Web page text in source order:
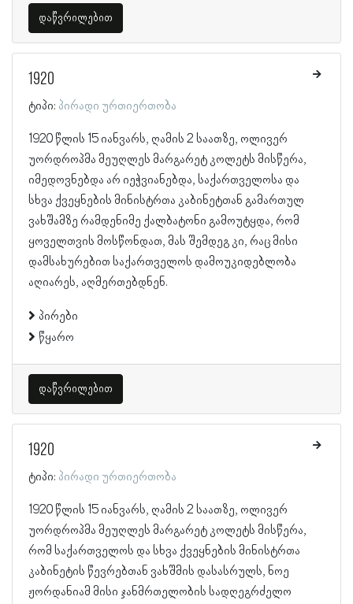
დაწვრილებით
1920
ტიპი: პირადი ურთიერთობა
1920 წლის 15 იანვარს, ღამის 2 საათზე, ოლივერ
უორდროპმა მეუღლეს მარგარეტ კოლეტს მისწერა,
იმედოვნებდა არ იეჭვიანებდა, საქართველოსა და
სხვა ქვეყნების მინისტრთა კაბინეტთან გამართულ
ვახშამზე რამდენიმე ქალბატონი გამოუტყდა, რომ
ყოველთვის მოსწონდათ, მას შემდეგ კი, რაც მისი
დამსახურებით საქართველოს დამოუკიდებლობა
აღიარეს, აღმერთებდნენ.
პირები
წყარო
დაწვრილებით
1920
ტიპი: პირადი ურთიერთობა
1920 წლის 15 იანვარს, ღამის 2 საათზე, ოლივერ
უორდროპმა მეუღლეს მარგარეტ კოლეტს მისწერა,
რომ საქართველოს და სხვა ქვეყნების მინისტრთა
კაბინეტის წევრებთან ვახშმის დასასრულს, ნოე
ჟორდანიამ მისი ჯანმრთელობის სადღეგრძელო